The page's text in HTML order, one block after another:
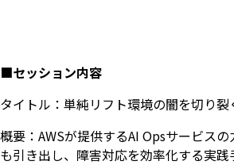
■セッション内容
タイトル：単純リフト環境の闇を切り裂
概要：AWSが提供するAI Opsサービス
も引き出し、障害対応を効率化する実践